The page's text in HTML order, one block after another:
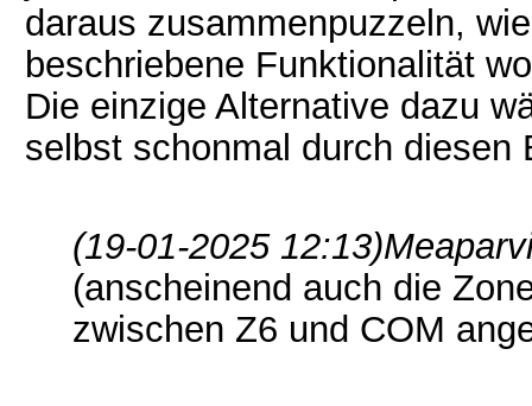
daraus zusammenpuzzeln,
beschriebene Funktionalität
Die einzige Alternative dazu
selbst schonmal durch diesen
(19-01-2025 12:13)
(anscheinend auch die
zwischen Z6 und COM